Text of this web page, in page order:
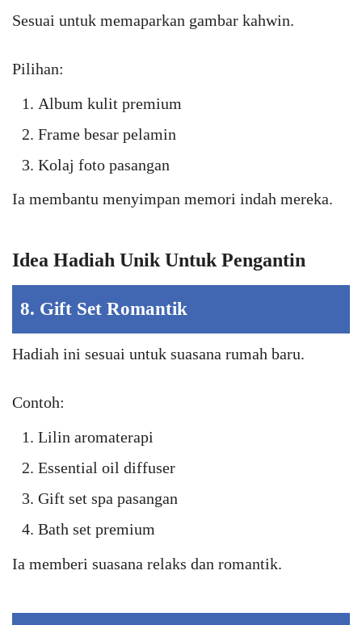
Sesuai untuk memaparkan gambar kahwin.
Pilihan:
Album kulit premium
Frame besar pelamin
Kolaj foto pasangan
Ia membantu menyimpan memori indah mereka.
Idea Hadiah Unik Untuk Pengantin
8. Gift Set Romantik
Hadiah ini sesuai untuk suasana rumah baru.
Contoh:
Lilin aromaterapi
Essential oil diffuser
Gift set spa pasangan
Bath set premium
Ia memberi suasana relaks dan romantik.